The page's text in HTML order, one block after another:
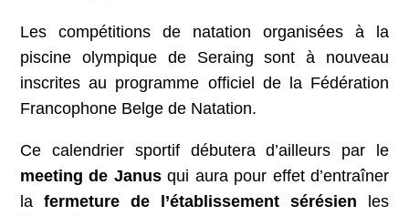
Les compétitions de natation organisées à la
piscine olympique de Seraing sont à nouveau
inscrites au programme officiel de la Fédération
Francophone Belge de Natation.
Ce calendrier sportif débutera d’ailleurs par le
meeting de Janusqui aura pour effet d’entraîner
la fermeture de l’établissement sérésien les